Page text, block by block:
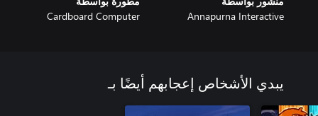
منشور بواسطة
Annapurna Interactive
مطورة بواسطة
Cardboard Computer
يبدي الأشخاص إعجابهم أيضًا بـ